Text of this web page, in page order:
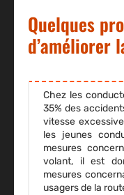
Quelques
d’améliorer
Chez les
35% des
vitesse
les jeunes
mesures
volant, il est
mesures
usagers de la